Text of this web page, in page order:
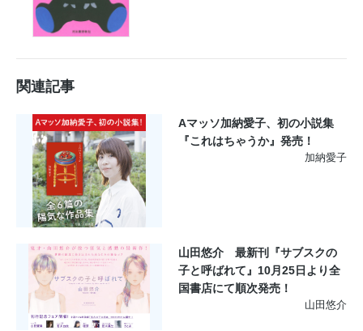
関連記事
Aマッソ加納愛子、初の小説集
『これはちゃうか』発売！
加納愛子
山田悠介 最新刊『サブスクの
子と呼ばれて』10月25日より全
国書店にて順次発売！
山田悠介